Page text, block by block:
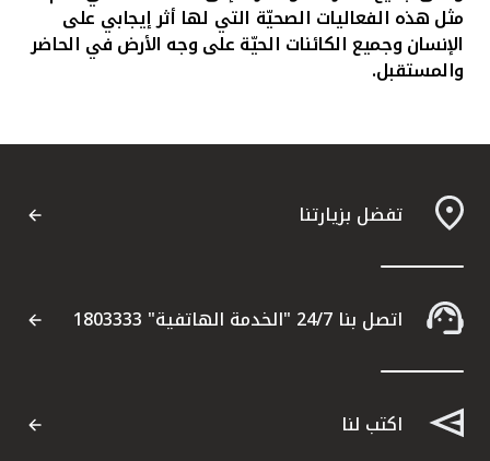
مثل هذه الفعاليات الصحيّة التي لها أثر إيجابي على
الإنسان وجميع الكائنات الحيّة على وجه الأرض في الحاضر
والمستقبل.
تفضل بزيارتنا
اتصل بنا 24/7 "الخدمة الهاتفية" 1803333
اكتب لنا